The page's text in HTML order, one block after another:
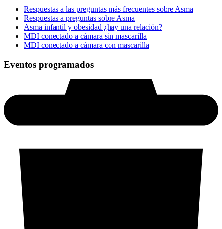
Respuestas a las preguntas más frecuentes sobre Asma
Respuestas a preguntas sobre Asma
Asma infantil y obesidad ¿hay una relación?
MDI conectado a cámara sin mascarilla
MDI conectado a cámara con mascarilla
Eventos programados